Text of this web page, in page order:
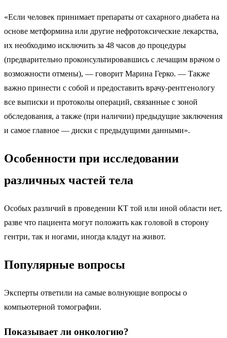
«Если человек принимает препараты от сахарного диабета на
основе метформина или другие нефротоксические лекарства,
их необходимо исключить за 48 часов до процедуры
(предварительно проконсультировавшись с лечащим врачом о
возможности отмены), — говорит Марина Герко. — Также
важно принести с собой и предоставить врачу-рентгенологу
все выписки и протоколы операций, связанные с зоной
обследования, а также (при наличии) предыдущие заключения
и самое главное — диски с предыдущими данными».
Особенности при исследовании
различных частей тела
Особых различий в проведении КТ той или иной области нет,
разве что пациента могут положить как головой в сторону
гентри, так и ногами, иногда кладут на живот.
Популярные вопросы
Эксперты ответили на самые волнующие вопросы о
компьютерной томографии.
Показывает ли онкологию?